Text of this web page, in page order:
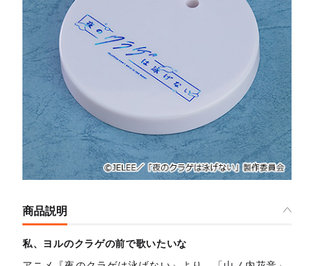
商品説明
私、ヨルのクラゲの前で歌いたいな